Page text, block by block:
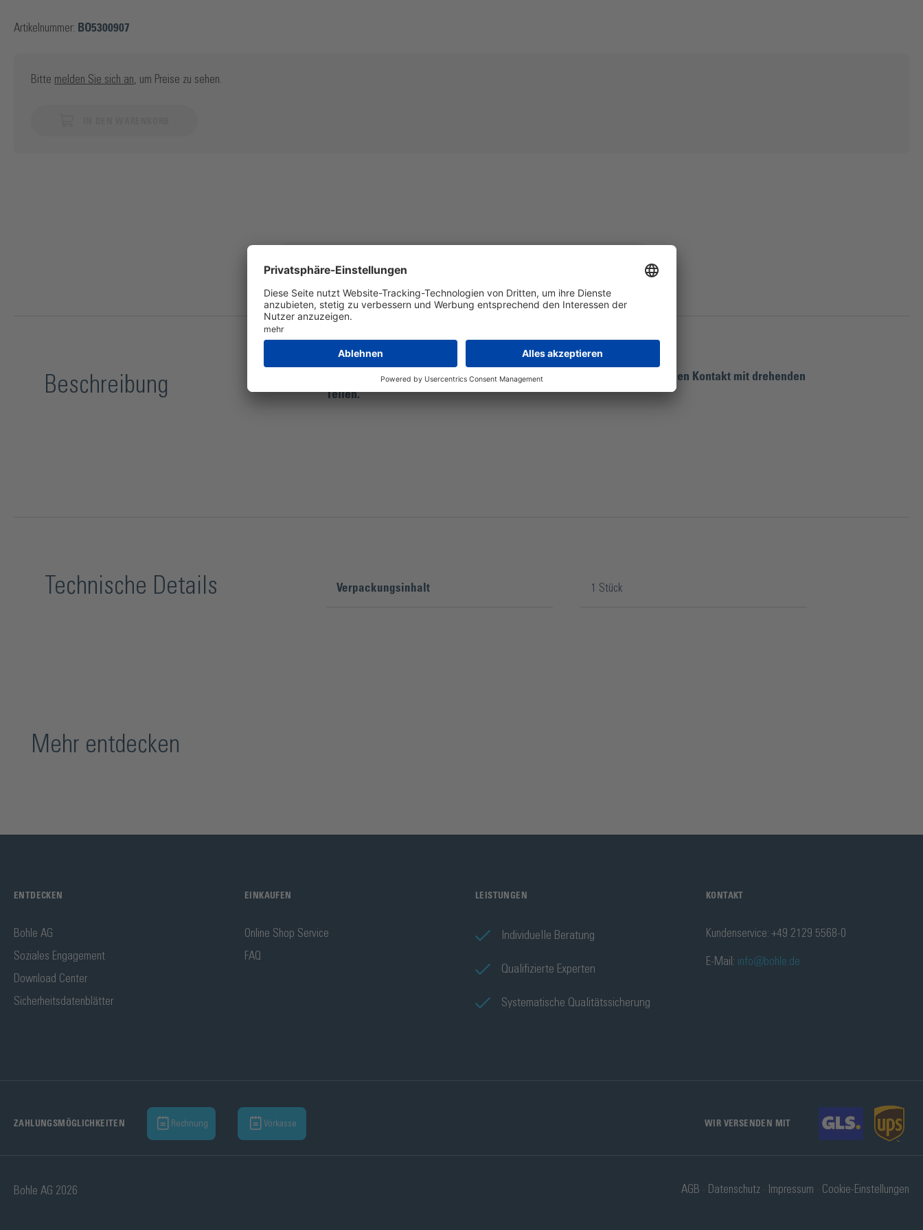
Artikelnummer: BO5300907
Bitte melden Sie sich an , um Preise zu sehen.
Beschreibung
Die Gummimanschette für das Scratch Away® BO 5300902 verhindert den Kontakt mit drehenden
Teilen.
Technische Details Verpackungsinhalt 1 Stück
Mehr entdecken
ENTDECKEN
Bohle AG
Soziales Engagement
Download Center
Sicherheitsdatenblätter
EINKAUFEN
Online Shop Service
FAQ
LEISTUNGEN
Individuelle Beratung
Qualifizierte Experten
Systematische Qualitätssicherung
KONTAKT
Kundenservice: +49 2129 5568-0
E-Mail: info@bohle.de
ZAHLUNGSMÖGLICHKEITEN Rechnung Vorkasse WIR VERSENDEN MIT
Bohle AG 2026 AGB Datenschutz Impressum Cookie-Einstellungen